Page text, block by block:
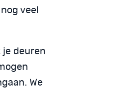
veel
deuren
We